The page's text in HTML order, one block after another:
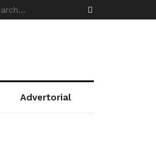
Advertorial